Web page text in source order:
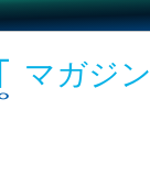
マガジン